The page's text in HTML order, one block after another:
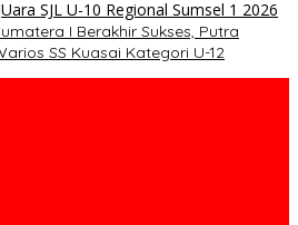
I Berakhir Sukses, Putra
SS Kuasai Kategori U-12